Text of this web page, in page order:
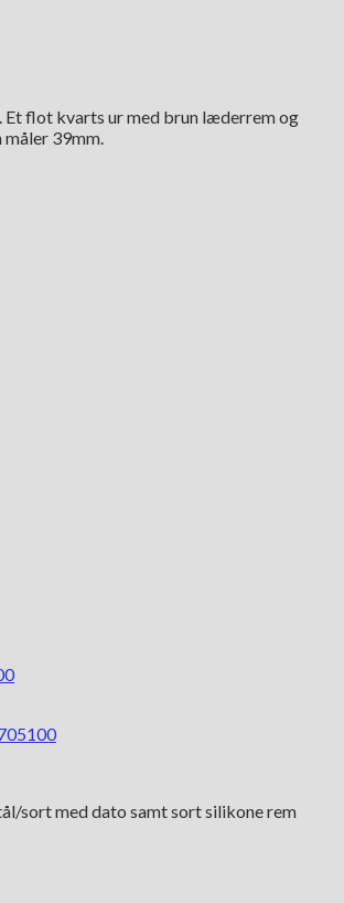
Et flot kvarts ur med brun læderrem og
måler 39mm.
sort med dato samt sort silikone rem